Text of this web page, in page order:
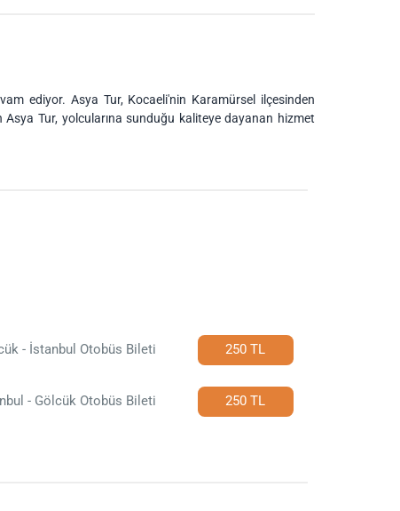
ediyor. Asya Tur, Kocaeli'nin Karamürsel ilçesinden
Tur, yolcularına sunduğu kaliteye dayanan hizmet
- İstanbul Otobüs Bileti 250 TL
- Gölcük Otobüs Bileti 250 TL